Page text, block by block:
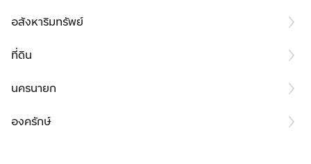
อสังหาริมทรัพย์
ที่ดิน
นครนายก
องครักษ์